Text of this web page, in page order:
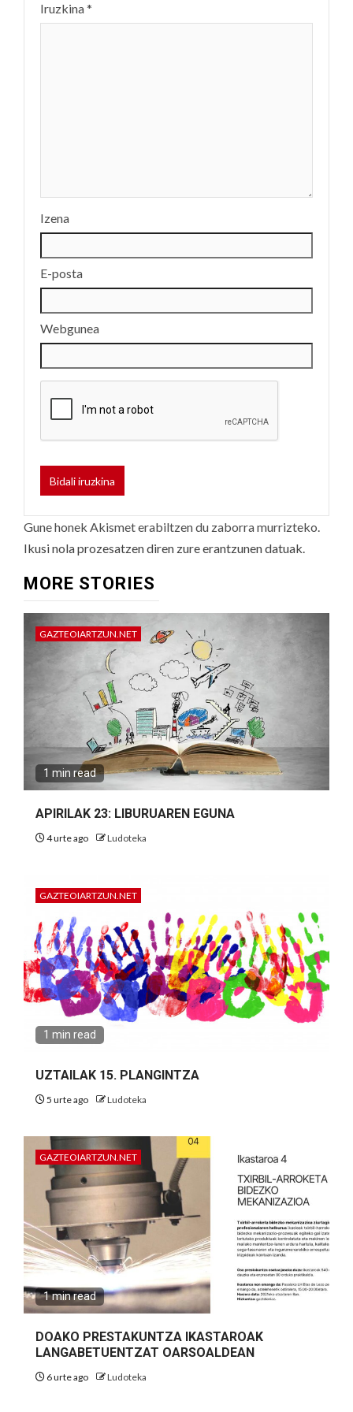
Iruzkina*
Izena
E-posta
Webgunea
Gune honek Akismet erabiltzen du zaborra murrizteko.
Ikusi nola prozesatzen diren zure erantzunen datuak.
MORE STORIES
GAZTEOIARTZUN.NET
1 min read
APIRILAK 23: LIBURUAREN EGUNA
4 urte ago Ludoteka
GAZTEOIARTZUN.NET
1 min read
UZTAILAK 15. PLANGINTZA
5 urte ago Ludoteka
GAZTEOIARTZUN.NET
1 min read
DOAKO PRESTAKUNTZA IKASTAROAK
LANGABETUENTZAT OARSOALDEAN
6 urte ago Ludoteka